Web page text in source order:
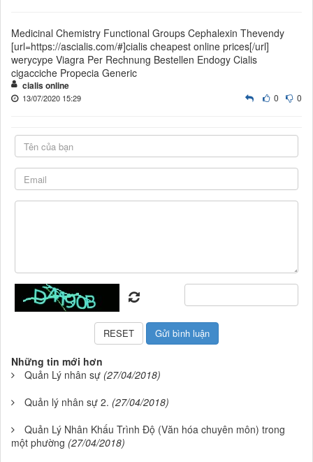
Medicinal Chemistry Functional Groups Cephalexin Thevendy
[url=https://ascialis.com/#]cialis cheapest online prices[/url]
werycype Viagra Per Rechnung Bestellen Endogy Cialis
cigacciche Propecia Generic
cialis online
0 0
13/07/2020 15:29
Những tin mới hơn
Quản Lý nhân sự (27/04/2018)
Quản lý nhân sự 2. (27/04/2018)
Quản Lý Nhân Khấu Trình Độ (Văn hóa chuyên môn) trong
một phường (27/04/2018)